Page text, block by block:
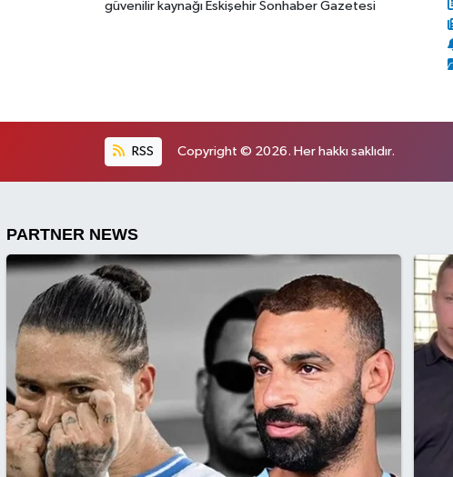
güvenilir kaynağı Eskişehir Sonhaber Gazetesi
RSS Copyright © 2026. Her hakkı saklıdır.